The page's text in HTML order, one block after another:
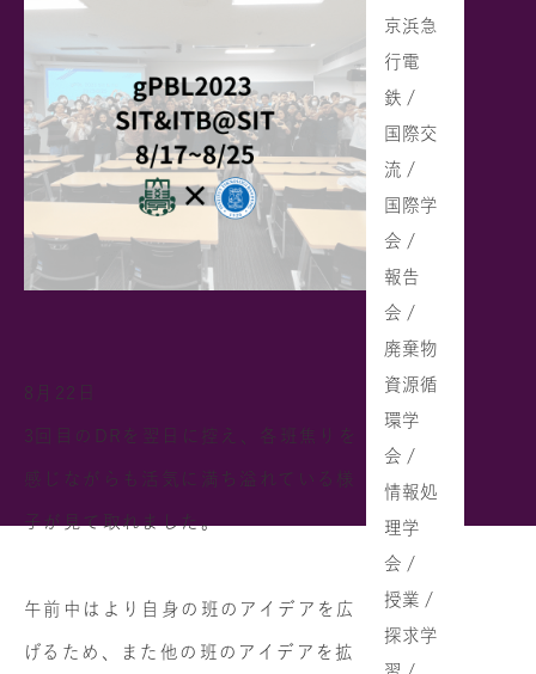
8月22日
3回目のDRを翌日に控え、各班焦りを
感じながらも活気に満ち溢れている様
子が見て取れました。
午前中はより自身の班のアイデアを広
げるため、また他の班のアイデアを拡
京浜急
行電
鉄 /
国際交
流 /
国際学
会 /
報告
会 /
廃棄物
資源循
環学
会 /
情報処
理学
会 /
授業 /
探求学
習 /